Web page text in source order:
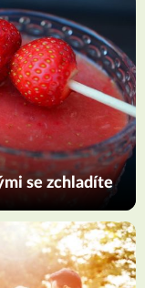
se zchladíte